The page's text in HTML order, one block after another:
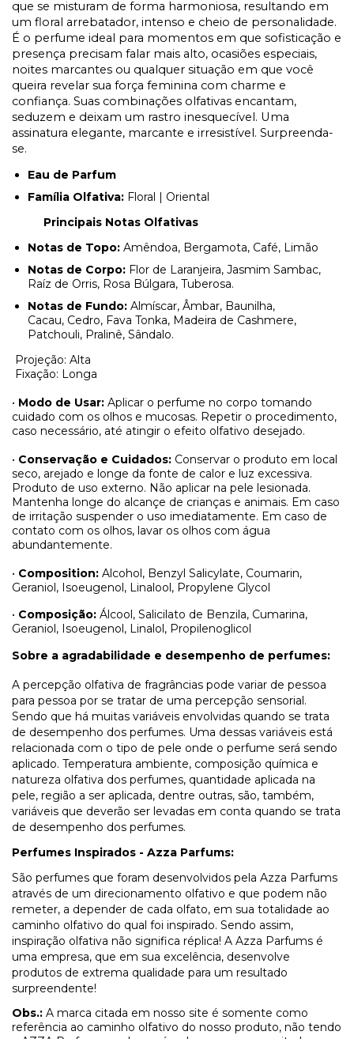
que se misturam de forma harmoniosa, resultando em
um floral arrebatador, intenso e cheio de personalidade.
É o perfume ideal para momentos em que sofisticação e
presença precisam falar mais alto, ocasiões especiais,
noites marcantes ou qualquer situação em que você
queira revelar sua força feminina com charme e
confiança. Suas combinações olfativas encantam,
seduzem e deixam um rastro inesquecível. Uma
assinatura elegante, marcante e irresistível. Surpreenda-
se.
Eau de Parfum
Família Olfativa: Floral | Oriental
Principais Notas Olfativas
Notas de Topo: Amêndoa, Bergamota, Café, Limão
Notas de Corpo: Flor de Laranjeira, Jasmim Sambac,
Raíz de Orris, Rosa Búlgara, Tuberosa.
Notas de Fundo: Almíscar, Âmbar, Baunilha,
Cacau, Cedro, Fava Tonka, Madeira de Cashmere,
Patchouli, Pralinê, Sândalo.
Projeção: Alta
Fixação: Longa
• Modo de Usar: Aplicar o perfume no corpo tomando
cuidado com os olhos e mucosas. Repetir o procedimento,
caso necessário, até atingir o efeito olfativo desejado.
• Conservação e Cuidados: Conservar o produto em local
seco, arejado e longe da fonte de calor e luz excessiva.
Produto de uso externo. Não aplicar na pele lesionada.
Mantenha longe do alcançe de crianças e animais. Em caso
de irritação suspender o uso imediatamente. Em caso de
contato com os olhos, lavar os olhos com água
abundantemente.
• Composition: Alcohol, Benzyl Salicylate, Coumarin,
Geraniol, Isoeugenol, Linalool, Propylene Glycol
• Composição: Álcool, Salicilato de Benzila, Cumarina,
Geraniol, Isoeugenol, Linalol, Propilenoglicol
Sobre a agradabilidade e desempenho de perfumes:
A percepção olfativa de fragrâncias pode variar de pessoa
para pessoa por se tratar de uma percepção sensorial.
Sendo que há muitas variáveis envolvidas quando se trata
de desempenho dos perfumes. Uma dessas variáveis está
relacionada com o tipo de pele onde o perfume será sendo
aplicado. Temperatura ambiente, composição química e
natureza olfativa dos perfumes, quantidade aplicada na
pele, região a ser aplicada, dentre outras, são, também,
variáveis que deverão ser levadas em conta quando se trata
de desempenho dos perfumes.
Perfumes Inspirados - Azza Parfums:
São perfumes que foram desenvolvidos pela Azza Parfums
através de um direcionamento olfativo e que podem não
remeter, a depender de cada olfato, em sua totalidade ao
caminho olfativo do qual foi inspirado. Sendo assim,
inspiração olfativa não significa réplica! A Azza Parfums é
uma empresa, que em sua excelência, desenvolve
produtos de extrema qualidade para um resultado
surpreendente!
Obs.: A marca citada em nosso site é somente como
referência ao caminho olfativo do nosso produto, não tendo